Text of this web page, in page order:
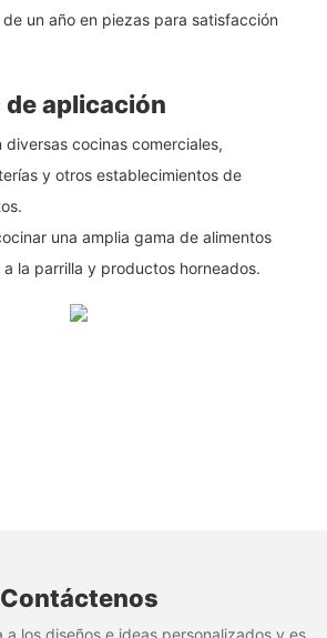
un año en piezas para satisfacción
aplicación
diversas cocinas comerciales,
y otros establecimientos de
una amplia gama de alimentos
la parrilla y productos horneados.
Contáctenos